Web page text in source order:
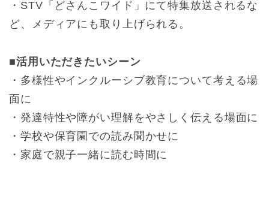
・STV「どさんこワイド」にて特集放送されるな
ど、メディアにも取り上げられる。
■活用いただきたいシーン
・多様性やインクルーシブ教育について考える場
面に
・発達特性や障がい理解をやさしく伝える場面に
・学校や保育園での読み聞かせに
・家庭で親子一緒に読む時間に